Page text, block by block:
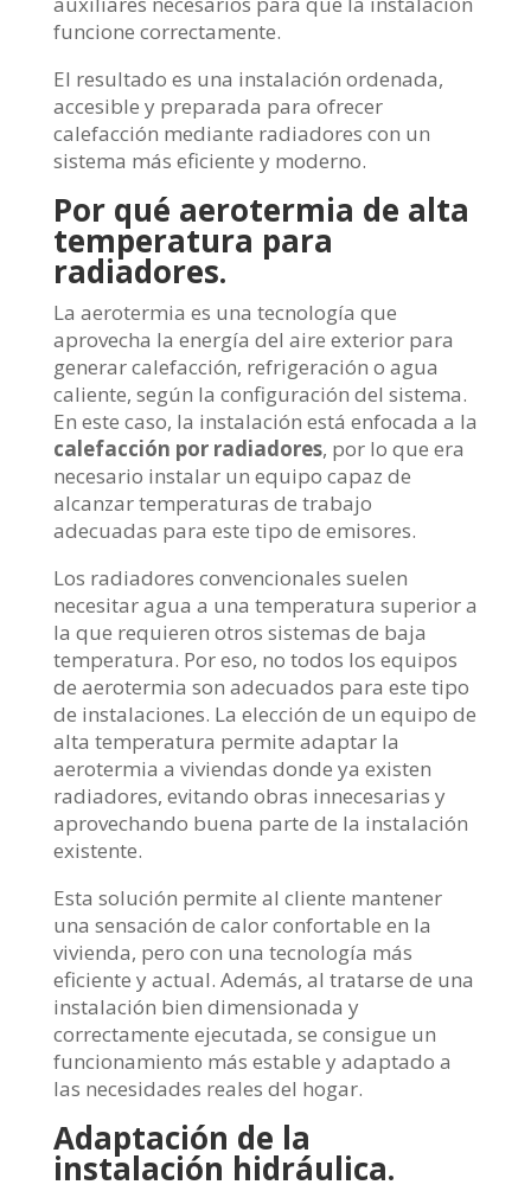
funcione correctamente.
El resultado es una instalación ordenada,
accesible y preparada para ofrecer
calefacción mediante radiadores con un
sistema más eficiente y moderno.
Por qué aerotermia de alta
temperatura para
radiadores.
La aerotermia es una tecnología que
aprovecha la energía del aire exterior para
generar calefacción, refrigeración o agua
caliente, según la configuración del sistema.
En este caso, la instalación está enfocada a la
calefacción por radiadores, por lo que era
necesario instalar un equipo capaz de
alcanzar temperaturas de trabajo
adecuadas para este tipo de emisores.
Los radiadores convencionales suelen
necesitar agua a una temperatura superior a
la que requieren otros sistemas de baja
temperatura. Por eso, no todos los equipos
de aerotermia son adecuados para este tipo
de instalaciones. La elección de un equipo de
alta temperatura permite adaptar la
aerotermia a viviendas donde ya existen
radiadores, evitando obras innecesarias y
aprovechando buena parte de la instalación
existente.
Esta solución permite al cliente mantener
una sensación de calor confortable en la
vivienda, pero con una tecnología más
eficiente y actual. Además, al tratarse de una
instalación bien dimensionada y
correctamente ejecutada, se consigue un
funcionamiento más estable y adaptado a
las necesidades reales del hogar.
Adaptación de la
instalación hidráulica.